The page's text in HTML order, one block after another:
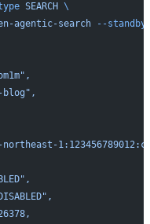
SEARCH \
agentic-search --
blog",